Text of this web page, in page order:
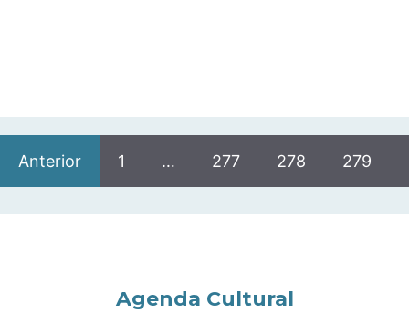
Anterior 1 … 277 278 279
Agenda Cultural